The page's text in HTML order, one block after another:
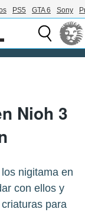
PS5 GTA 6 Sony
Nioh 3
nigitama en
con ellos y
para